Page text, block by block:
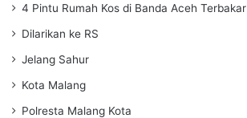
4 Pintu Rumah Kos di Banda Aceh Terbakar
Dilarikan ke RS
Jelang Sahur
Kota Malang
Polresta Malang Kota